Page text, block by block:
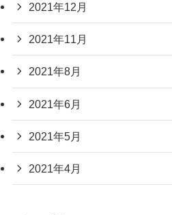
2021年12月
2021年11月
2021年8月
2021年6月
2021年5月
2021年4月